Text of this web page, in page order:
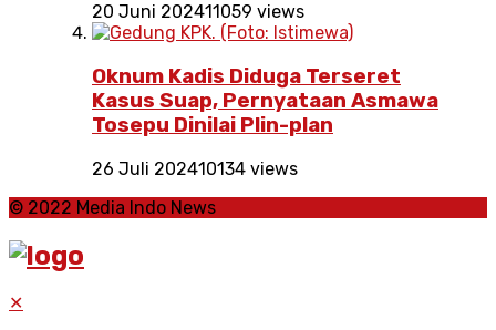
20 Juni 202411059 views
Oknum Kadis Diduga Terseret
Kasus Suap, Pernyataan Asmawa
Tosepu Dinilai Plin-plan
26 Juli 202410134 views
© 2022 Media Indo News
✕